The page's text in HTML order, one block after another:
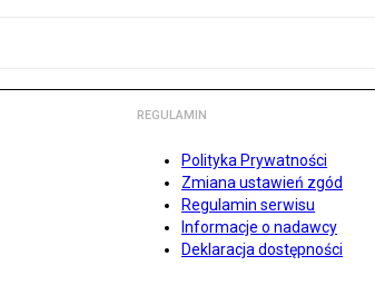
REGULAMIN
Polityka Prywatności
Zmiana ustawień zgód
Regulamin serwisu
Informacje o nadawcy
Deklaracja dostępności